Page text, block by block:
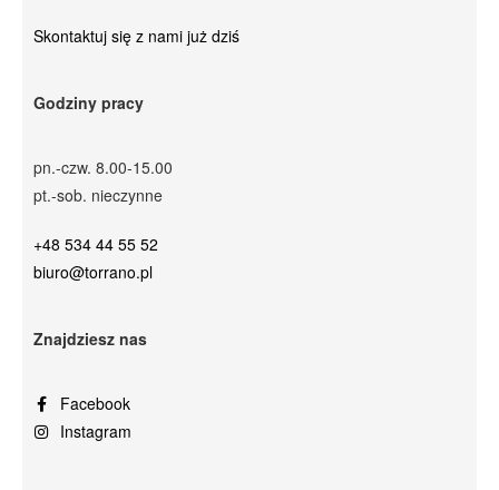
Skontaktuj się z nami już dziś
Godziny pracy
pn.-czw. 8.00-15.00
pt.-sob. nieczynne
+48 534 44 55 52
biuro@torrano.pl
Znajdziesz nas
Facebook
Instagram